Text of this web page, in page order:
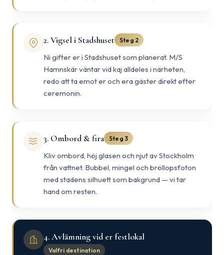
2. Vigsel i Stadshuset Steg 2
Ni gifter er i Stadshuset som planerat. M/S
Hamnskär väntar vid kaj alldeles i närheten,
redo att ta emot er och era gäster direkt efter
ceremonin.
3. Ombord & fira Steg 3
Kliv ombord, höj glasen och njut av Stockholm
från vattnet. Bubbel, mingel och bröllopsfoton
med stadens silhuett som bakgrund — vi tar
hand om resten.
4. Avlämning vid er festlokal
Valfri destination